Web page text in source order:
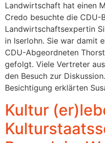
Landwirtschaft hat einen
Credo besuchte die CDU-
Landwirtschaftsexpertin
in Iserlohn. Sie war damit
CDU-Abgeordneten
gefolgt. Viele Vertreter
den Besuch zur
Besichtigung erklärten
Kultur